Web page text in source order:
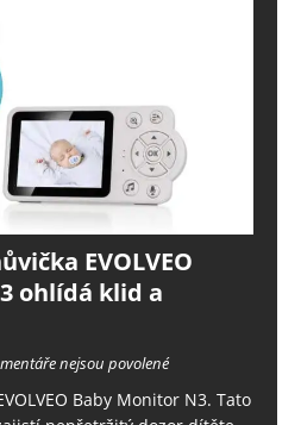
EVOLVEO
ohlídá klid a
nejsou povolené
Baby Monitor N3. Tato